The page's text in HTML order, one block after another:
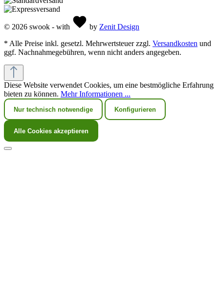
© 2026 swook - with by Zenit Design
* Alle Preise inkl. gesetzl. Mehrwertsteuer zzgl. Versandkosten und
ggf. Nachnahmegebühren, wenn nicht anders angegeben.
Diese Website verwendet Cookies, um eine bestmögliche Erfahrung
bieten zu können. Mehr Informationen ...
Nur technisch notwendige Konfigurieren
Alle Cookies akzeptieren